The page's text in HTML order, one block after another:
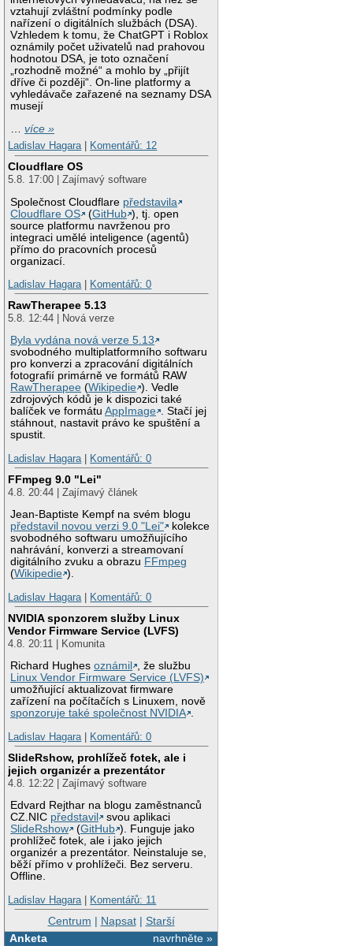
vztahují zvláštní podmínky podle
nařízení o digitálních službách (DSA).
Vzhledem k tomu, že ChatGPT i Roblox
oznámily počet uživatelů nad prahovou
hodnotou DSA, je toto označení
„rozhodně možné“ a mohlo by „přijít
dříve či později“. On-line platformy a
vyhledávače zařazené na seznamy DSA
musejí
…více »
Ladislav Hagara| Komentářů: 12
Cloudflare OS
5.8. 17:00 | Zajímavý software
Společnost Cloudflare představila
Cloudflare OS
(GitHub ), tj. open
source platformu navrženou pro
integraci umělé inteligence (agentů)
přímo do pracovních procesů
organizací.
Ladislav Hagara| Komentářů: 0
RawTherapee 5.13
5.8. 12:44 | Nová verze
Byla vydána nová verze 5.13
svobodného multiplatformního softwaru
pro konverzi a zpracování digitálních
fotografií primárně ve formátů RAW
RawTherapee (Wikipedie ). Vedle
zdrojových kódů je k dispozici také
balíček ve formátuAppImage . Stačí jej
stáhnout, nastavit právo ke spuštění a
spustit.
Ladislav Hagara| Komentářů: 0
FFmpeg 9.0 "Lei"
4.8. 20:44 | Zajímavý článek
Jean-Baptiste Kempf na svém blogu
představil novou verzi 9.0 "Lei"
kolekce
svobodného softwaru umožňujícího
nahrávání, konverzi a streamovaní
digitálního zvuku a obrazu FFmpeg
(Wikipedie ).
Ladislav Hagara| Komentářů: 0
NVIDIA sponzorem služby Linux
Vendor Firmware Service (LVFS)
4.8. 20:11 | Komunita
Richard Hughesoznámil
, že službu
Linux Vendor Firmware Service (LVFS)
umožňující aktualizovat firmware
zařízení na počítačích s Linuxem, nově
sponzoruje také společnost NVIDIA .
Ladislav Hagara| Komentářů: 0
SlideRshow, prohlížeč fotek, ale i
jejich organizér a prezentátor
4.8. 12:22 | Zajímavý software
Edvard Rejthar na blogu zaměstnanců
CZ.NIC představil
svou aplikaci
SlideRshow
(GitHub ). Funguje jako
prohlížeč fotek, ale i jako jejich
organizér a prezentátor. Neinstaluje se,
běží přímo v prohlížeči. Bez serveru.
Offline.
Ladislav Hagara| Komentářů: 11
Centrum | Napsat| Starší
navrhněte »
Anketa